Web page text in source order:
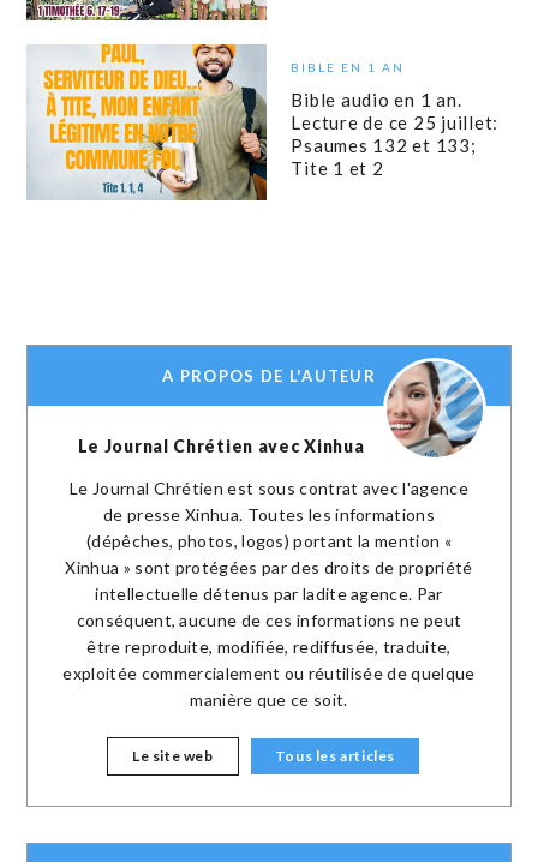
BIBLE EN 1 AN
Bible audio en 1 an.
Lecture de ce 25 juillet:
Psaumes 132 et 133;
Tite 1 et 2
A PROPOS DE L'AUTEUR
Le Journal Chrétien avec Xinhua
Le Journal Chrétien est sous contrat avec l'agence
de presse Xinhua. Toutes les informations
(dépêches, photos, logos) portant la mention «
Xinhua » sont protégées par des droits de propriété
intellectuelle détenus par ladite agence. Par
conséquent, aucune de ces informations ne peut
être reproduite, modifiée, rediffusée, traduite,
exploitée commercialement ou réutilisée de quelque
manière que ce soit.
Le site web Tous les articles